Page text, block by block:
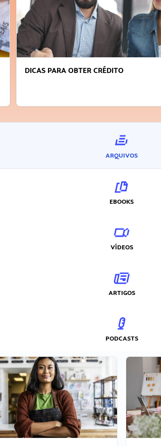
DICAS PARA OBTER CRÉDITO
ARQUIVOS
EBOOKS
VÍDEOS
ARTIGOS
PODCASTS